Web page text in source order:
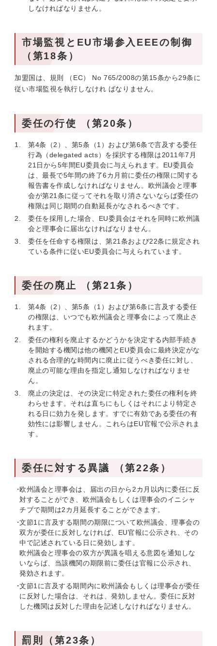
しなければなりません。
市場監視とEU市場参入EEEの制御
（第18条）
加盟国は、規則 （EC） No 765/2008の第15条から29条に
従い市場監視を執行しなけれ ばなりません。
委任の行使 （第20条）
第4条（2）、第5条（1）および第6条で言及する委任
行為（delegated acts）を採択する権限は2011年7月
21日から5年間EU委員会に与えられます。EU委員会
は、最長で5年間の終了6カ月前に委任の権限に関する
報告書を作成しなければなりません。欧州議会と理事
会が第21条に従ってそれを取り消さないならば委任の
権限は同じ期間の自動延長がなされるべきです。
委任を採用した場合、EU委員会はそれを同時に欧州議
会と理事会に届出なければなりません。
委任を任命する権限は、第21条および22条に規定され
ている条件に従いEU委員会に与えられています。
委任の廃止 （第21条）
第4条（2）、第5条（1）および第6条に言及する委任
の権限は、いつでも欧州議会と理事会によって廃止さ
れます。
委任の権利を廃止するかどうかを決定する内部手続き
を開始する機関は他の機関とEU委員会に最終決定がな
される合理的な時間内に廃止に従うべき委任に対し、
廃止の可能な理由を指定し通知しなければなりませ
ん。
廃止の決定は、その決定に特定された委任の権利を終
わらせます。それは直ちにもしくはそれにより特定さ
れる日に効力を発します。すでに有効である委任の有
効性には影響しません。これらはEU官報で公示されま
す。
委任に対する異議 （第22条）
欧州議会と理事会は、届出の日から2カ月以内に委任に反
対することができ、欧州議会もしくは理事会のイニシャ
チブで期間は2カ月延長することができます。
文節1に言及する期間の期限について欧州議会、理事会の
双方が委任に反対しなければ、EU官報に公示され、その
中で記述されている日に発効します。
欧州議会と理事会の双方が異議を唱える意図を通知しな
いならば、当該機関の期限前に委任は官報に公示され、
発効されます。
文節1に言及する期間内に欧州議会もしくは理事会が委任
に反対した場合は、それは、発効しません。委任に反対
した機関は反対した理由を記述しなければなりません。
罰則（第23条）